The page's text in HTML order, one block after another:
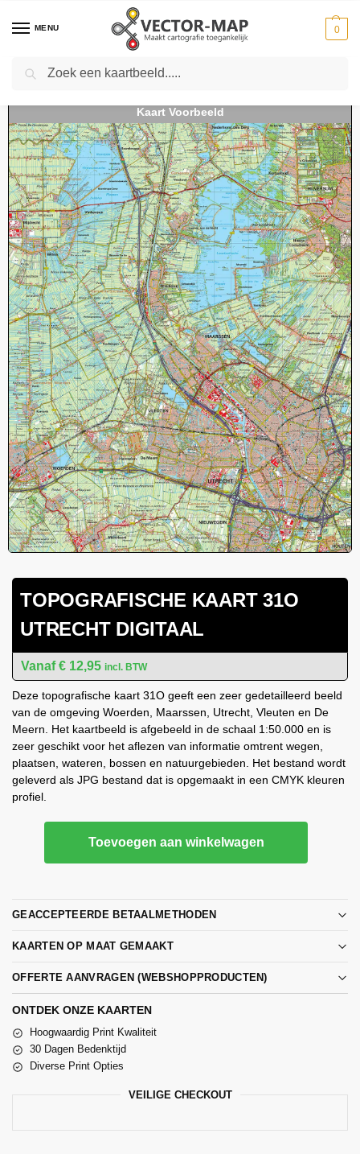
MENU 0
Home Kaarten - Topografische kaarten
TOPOGRAFISCHE KAART 31O
UTRECHT DIGITAAL
€ 12,95 incl. BTW
Deze topografische kaart 31O geeft een zeer gedetailleerd beeld
van de omgeving Woerden, Maarssen, Utrecht, Vleuten en De
Meern. Het kaartbeeld is afgebeeld in de schaal 1:50.000 en is
zeer geschikt voor het aflezen van informatie omtrent wegen,
plaatsen, wateren, bossen en natuurgebieden. Het bestand wordt
geleverd als JPG bestand dat is opgemaakt in een CMYK kleuren
profiel.
Toevoegen aan winkelwagen
GEACCEPTEERDE BETAALMETHODEN
KAARTEN OP MAAT GEMAAKT
OFFERTE AANVRAGEN (WEBSHOPPRODUCTEN)
ONTDEK ONZE KAARTEN
Hoogwaardig Print Kwaliteit
30 Dagen Bedenktijd
Diverse Print Opties
VEILIGE CHECKOUT